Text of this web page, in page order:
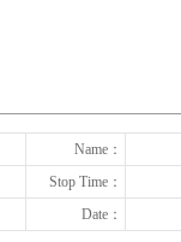
Name：
Stop Time：
Date：